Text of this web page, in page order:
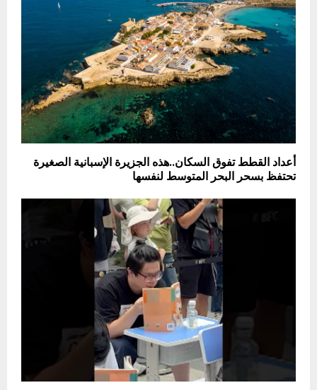
أعداد القطط تفوق السكان..هذه الجزيرة الإسبانية الصغيرة
تحتفظ بسحر البحر المتوسط لنفسها